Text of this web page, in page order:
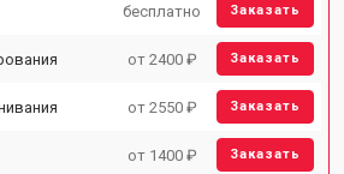
бесплатно Заказать
от 2400 ₽ Заказать
от 2550 ₽ Заказать
от 1400 ₽ Заказать